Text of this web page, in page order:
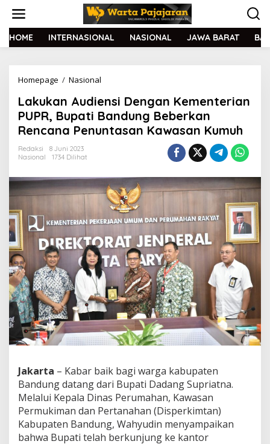
t
HOME INTERNASIONAL NASIONAL JAWA BARAT
Homepage / Nasional
k
u
k
a
d
i
s
D
e
n
g
a
n
K
e
m
e
e
r
i
a
n
P
U
Lakukan Audiensi Dengan Kementerian
PUPR, Bupati Bandung Beberkan
Rencana Penuntasan Kawasan Kumuh
Redaksi
8 Juni 2023
Nasional
1734 Dilihat
Jakarta – Kabar baik bagi warga kabupaten
Bandung datang dari Bupati Dadang Supriatna.
Melalui Kepala Dinas Perumahan, Kawasan
Permukiman dan Pertanahan (Disperkimtan)
Kabupaten Bandung, Wahyudin menyampaikan
bahwa Bupati telah berkunjung ke kantor